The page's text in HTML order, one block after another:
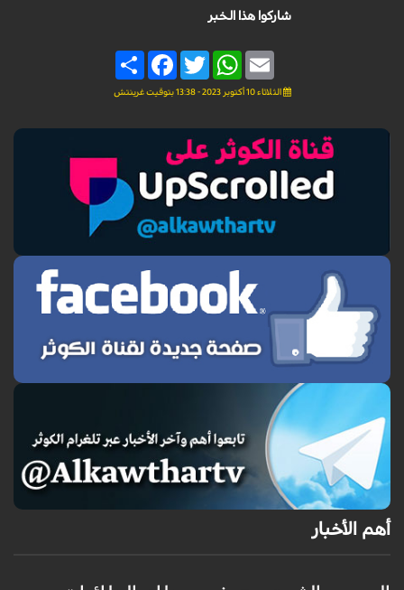
شاركوا هذا الخبر
Share
FacebookTwitter
WhatsAppEmail
الثلاثاء 10 أكتوبر 2023 - 13:38 بتوقيت غرينتش
أهم الأخبار